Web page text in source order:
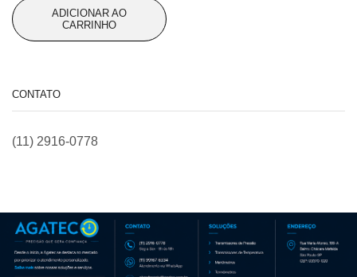
original
era:
R$ 3.650,00.
atual
R$ 3.440,00.
ADICIONAR AO
CARRINHO
CONTATO
(11) 2916-0778